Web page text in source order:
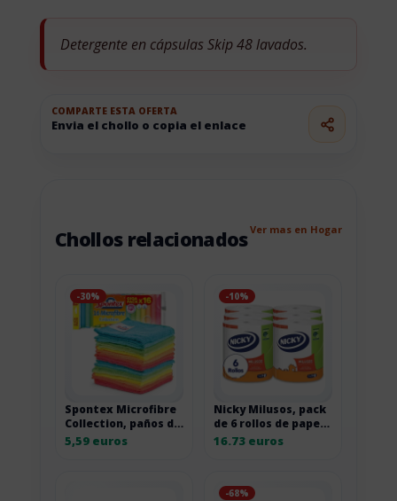
Detergente en cápsulas Skip 48 lavados.
COMPARTE ESTA OFERTA
Envia el chollo o copia el enlace
Chollos relacionadosVer mas en Hogar
-30%
Spontex Microfibre
Collection, paños de
microfibra de
limpieza por 11,18
5,59 euros
-10%
Nicky Milusos, pack
de 6 rollos de papel
de cocina de 2 capas
16.73 euros
-68%